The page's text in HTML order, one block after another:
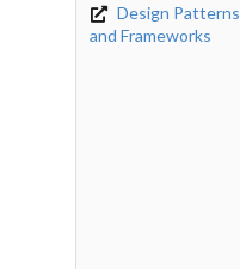
Design Patterns
and Frameworks